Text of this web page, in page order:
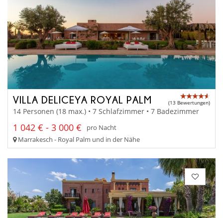
VILLA DELICEYA ROYAL PALM (13 Bewertungen)
14 Personen (18 max.) • 7 Schlafzimmer • 7 Badezimmer
1 042 € - 3 000 €
pro Nacht
Marrakesch - Royal Palm und in der Nähe